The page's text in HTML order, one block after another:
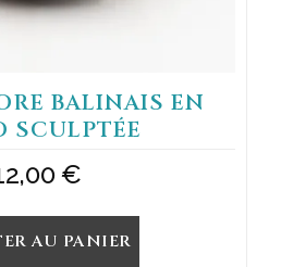
BALINAIS EN
SCULPTÉE
€
AU PANIER